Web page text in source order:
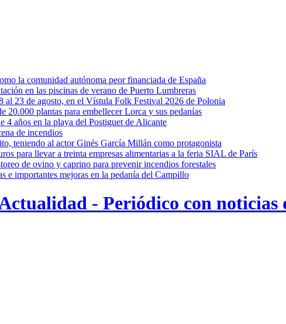
la comunidad autónoma peor financiada de España
en las piscinas de verano de Puerto Lumbreras
al 23 de agosto, en el Vístula Folk Festival 2026 de Polonia
plantas para embellecer Lorca y sus pedanías
4 años en la playa del Postiguet de Alicante
de incendios
teniendo al actor Ginés García Millán como protagonista
para llevar a treinta empresas alimentarias a la feria SIAL de París
de ovino y caprino para prevenir incendios forestales
e importantes mejoras en la pedanía del Campillo
- Periódico con noticias